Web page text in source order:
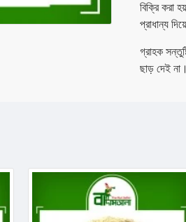
বিক্রি করা
প্রাধান্য
গ্রাহক
ছাড় দেই না।